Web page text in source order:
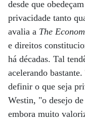
desde que
privacidade tanto
avalia a The
e direitos
há décadas. Tal
acelerando
definir o que seja
Westin, "o desejo
embora muito